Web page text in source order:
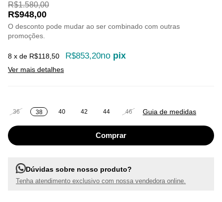
R$1.580,00
R$948,00
O desconto pode mudar ao ser combinado com outras
promoções.
8 x de R$118,50 R$853,20no pix
Ver mais detalhes
36 38 40 42 44 46 Guia de medidas
Dúvidas sobre nosso produto?
Tenha atendimento exclusivo com nossa vendedora online.